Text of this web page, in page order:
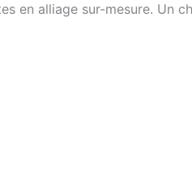
en alliage sur-mesure.